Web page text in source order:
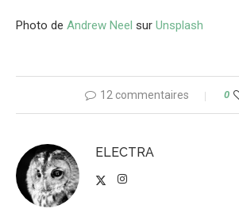
Photo de Andrew Neel sur Unsplash
12 commentaires 0
ELECTRA